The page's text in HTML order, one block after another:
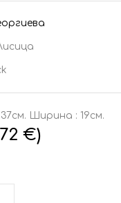
Ширина : 19см.
€)